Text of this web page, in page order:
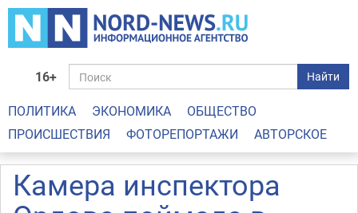
16+ Найти
ПОЛИТИКА ЭКОНОМИКА
ОБЩЕСТВО
ПРОИСШЕСТВИЯ
ФОТОРЕПОРТАЖИ АВТОРСКОЕ
Камера инспектора